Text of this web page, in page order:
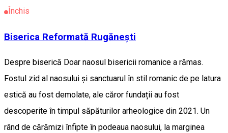
Închis
Biserica Reformată Rugănești
Despre biserică Doar naosul bisericii romanice a rămas.
Fostul zid al naosului și sanctuarul în stil romanic de pe latura
estică au fost demolate, ale căror fundații au fost
descoperite în timpul săpăturilor arheologice din 2021. Un
rând de cărămizi înfipte în podeaua naosului, la marginea